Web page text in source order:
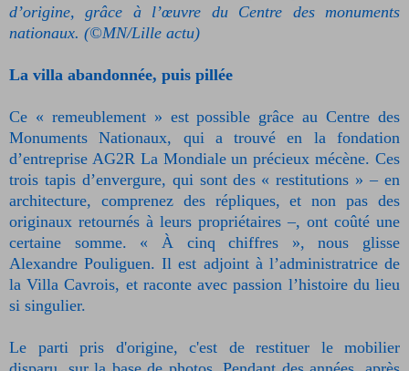
d’origine, grâce à l’œuvre du Centre des monuments
nationaux. (©MN/Lille actu)
La villa abandonnée, puis pillée
Ce « remeublement » est possible grâce au Centre des
Monuments Nationaux, qui a trouvé en la fondation
d’entreprise AG2R La Mondiale un précieux mécène. Ces
trois tapis d’envergure, qui sont des « restitutions » – en
architecture, comprenez des répliques, et non pas des
originaux retournés à leurs propriétaires –, ont coûté une
certaine somme. « À cinq chiffres », nous glisse
Alexandre Pouliguen. Il est adjoint à l’administratrice de
la Villa Cavrois, et raconte avec passion l’histoire du lieu
si singulier.
Le parti pris d'origine, c'est de restituer le mobilier